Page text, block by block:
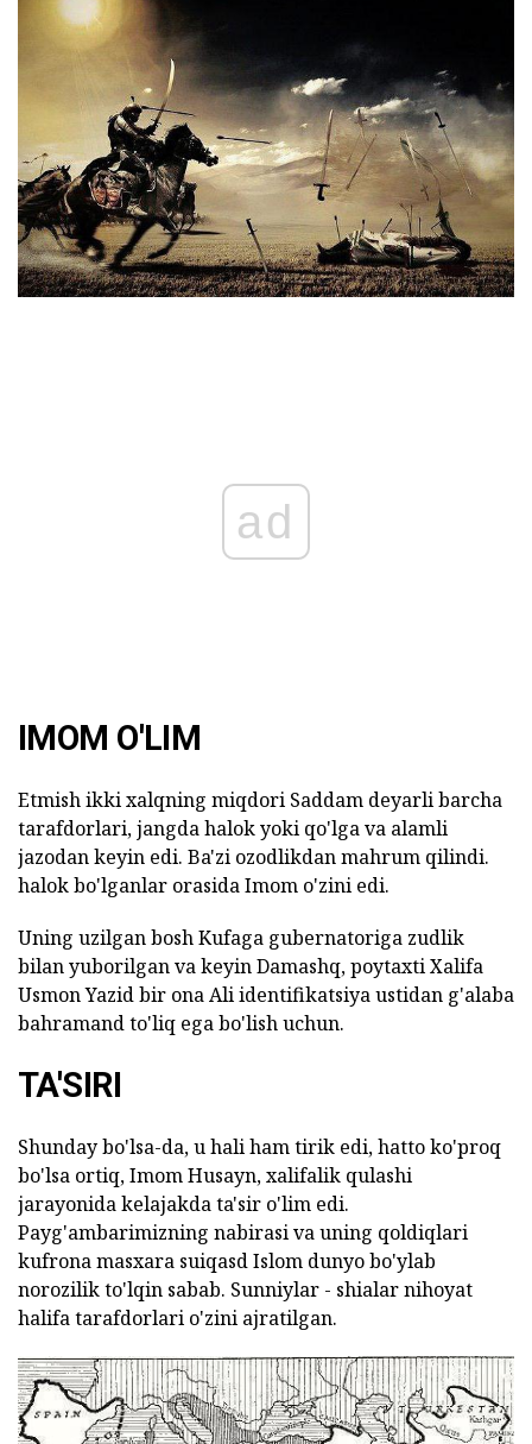
ad
IMOM O'LIM
Etmish ikki xalqning miqdori Saddam deyarli barcha
tarafdorlari, jangda halok yoki qo'lga va alamli
jazodan keyin edi. Ba'zi ozodlikdan mahrum qilindi.
halok bo'lganlar orasida Imom o'zini edi.
Uning uzilgan bosh Kufaga gubernatoriga zudlik
bilan yuborilgan va keyin Damashq, poytaxti Xalifa
Usmon Yazid bir ona Ali identifikatsiya ustidan g'alaba
bahramand to'liq ega bo'lish uchun.
TA'SIRI
Shunday bo'lsa-da, u hali ham tirik edi, hatto ko'proq
bo'lsa ortiq, Imom Husayn, xalifalik qulashi
jarayonida kelajakda ta'sir o'lim edi.
Payg'ambarimizning nabirasi va uning qoldiqlari
kufrona masxara suiqasd Islom dunyo bo'ylab
norozilik to'lqin sabab. Sunniylar - shialar nihoyat
halifa tarafdorlari o'zini ajratilgan.